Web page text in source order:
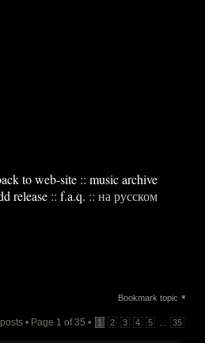
to web-site :: music archive
release :: f.a.q. :: на русском
Bookmark topic ▪
• Page 1 of35 • 1 2 3 4 5 ... 35